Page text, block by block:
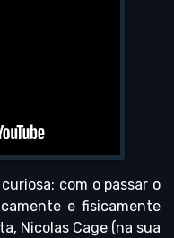
com o passar o
e fisicamente
Nicolas Cage (na sua